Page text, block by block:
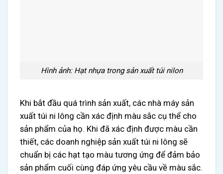
Hình ảnh: Hạt nhựa trong sản xuất túi nilon
Khi bắt đầu quá trình sản xuất, các nhà máy sản
xuất túi ni lông cần xác định màu sắc cụ thể cho
sản phẩm của họ. Khi đã xác định được màu cần
thiết, các doanh nghiệp sản xuất túi ni lông sẽ
chuẩn bị các hạt tạo màu tương ứng để đảm bảo
sản phẩm cuối cùng đáp ứng yêu cầu về màu sắc.